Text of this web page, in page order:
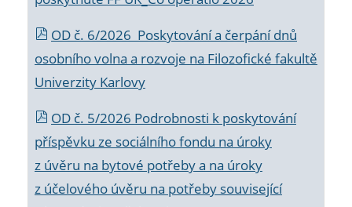
OD č. 6/2026 Poskytování a čerpání dnů
osobního volna a rozvoje na Filozofické fakultě
Univerzity Karlovy
OD č. 5/2026 Podrobnosti k poskytování
příspěvku ze sociálního fondu na úroky
z úvěru na bytové potřeby a na úroky
z účelového úvěru na potřeby související